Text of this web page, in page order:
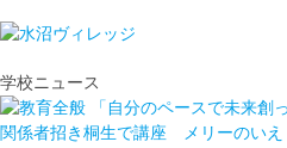
学校ニュース
「自分のペースで未来創
関係者招き桐生で講座 メリーのいえ